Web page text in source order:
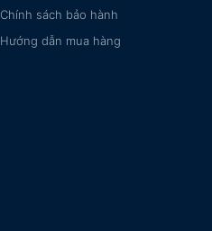
Chính sách bảo hành
Hướng dẫn mua hàng